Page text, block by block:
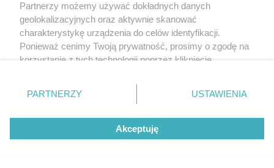
Partnerzy możemy używać dokładnych danych
geolokalizacyjnych oraz aktywnie skanować
charakterystykę urządzenia do celów identyfikacji.
Ponieważ cenimy Twoją prywatność, prosimy o zgodę na
korzystanie z tych technologii poprzez kliknięcie
zmienić/wycofać klikając przycisk ustawień prywatności
znajdujący się w lewym dolnym rogu strony
rodzaje przetwarzania danych nie wymagają zgody
użytkownika, ale masz prawo sprzeciwić się takiemu
przetwarzaniu. Preferencje będą miały zastosowanie tylko
PARTNERZY USTAWIENIA
Akceptuję